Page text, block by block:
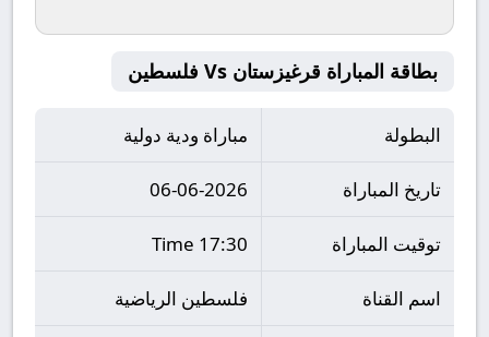
بطاقة المباراة قرغيزستان Vs فلسطين
البطولة مباراة ودية دولية
تاريخ المباراة 06-06-2026
توقيت المباراة 17:30 Time
اسم القناة فلسطين الرياضية